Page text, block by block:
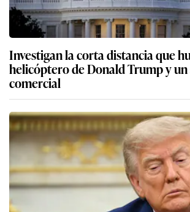
Investigan la corta distancia que
helicóptero de Donald Trump y
comercial